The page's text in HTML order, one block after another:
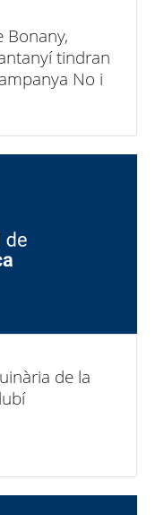
Bonany,
tindran
No i
de la